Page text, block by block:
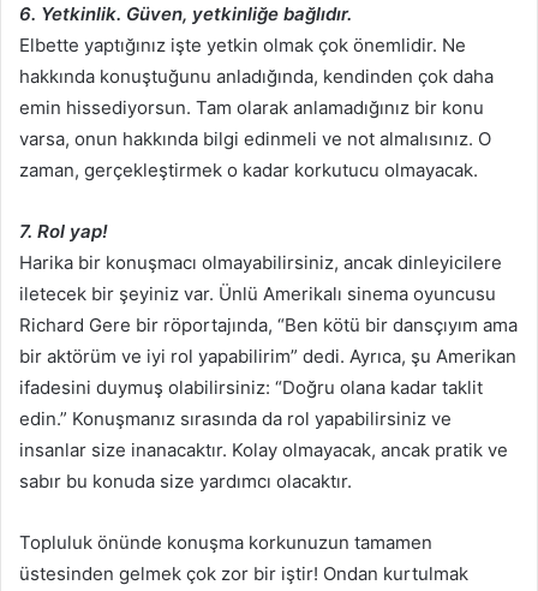
6. Yetkinlik. Güven, yetkinliğe bağlıdır.
Elbette yaptığınız işte yetkin olmak çok önemlidir. Ne
hakkında konuştuğunu anladığında, kendinden çok daha
emin hissediyorsun. Tam olarak anlamadığınız bir konu
varsa, onun hakkında bilgi edinmeli ve not almalısınız. O
zaman, gerçekleştirmek o kadar korkutucu olmayacak.
7. Rol yap!
Harika bir konuşmacı olmayabilirsiniz, ancak dinleyicilere
iletecek bir şeyiniz var. Ünlü Amerikalı sinema oyuncusu
Richard Gere bir röportajında, “Ben kötü bir dansçıyım ama
bir aktörüm ve iyi rol yapabilirim” dedi. Ayrıca, şu Amerikan
ifadesini duymuş olabilirsiniz: “Doğru olana kadar taklit
edin.” Konuşmanız sırasında da rol yapabilirsiniz ve
insanlar size inanacaktır. Kolay olmayacak, ancak pratik ve
sabır bu konuda size yardımcı olacaktır.
Topluluk önünde konuşma korkunuzun tamamen
üstesinden gelmek çok zor bir iştir! Ondan kurtulmak